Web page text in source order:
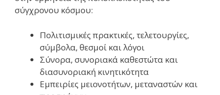
σύγχρονου κόσμου:
Πολιτισμικές πρακτικές, τελετουργίες,
σύμβολα, θεσμοί και λόγοι
Σύνορα, συνοριακά καθεστώτα και
διασυνοριακή κινητικότητα
Εμπειρίες μειονοτήτων, μεταναστών και